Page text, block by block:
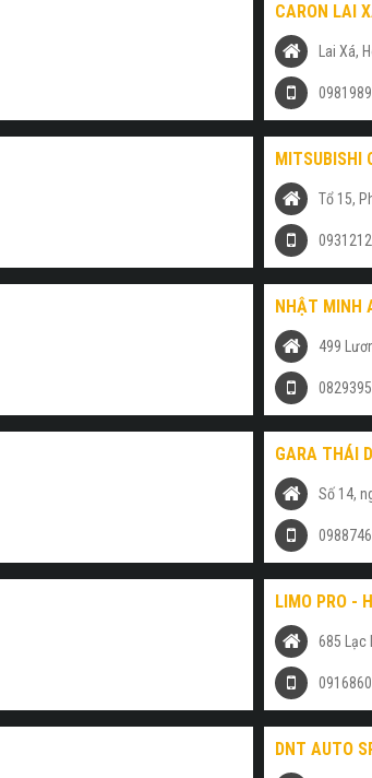
CARON LAI
Lai Xá,
MITSUBISHI
Tổ 15,
NHẬT MINH
499
GARA THÁI
Số 14,
LIMO PRO -
685 Lạc
DNT AUTO